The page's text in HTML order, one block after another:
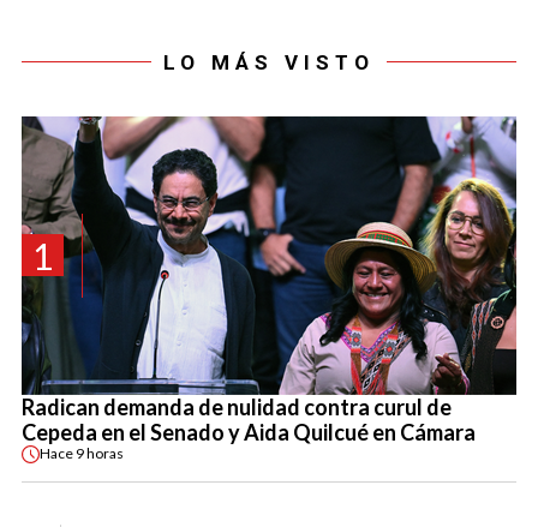
LO MÁS VISTO
1
Radican demanda de nulidad contra curul de
Cepeda en el Senado y Aida Quilcué en Cámara
Hace 9 horas